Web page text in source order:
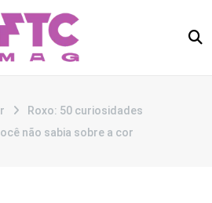
Roxo: 50 curiosidades
não sabia sobre a cor